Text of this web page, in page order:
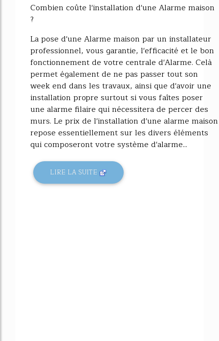
Combien coûte l'installation d'une Alarme maison
?
La pose d'une Alarme maison par un installateur
professionnel, vous garantie, l'efficacité et le bon
fonctionnement de votre centrale d'Alarme. Celà
permet également de ne pas passer tout son
week end dans les travaux, ainsi que d'avoir une
installation propre surtout si vous faîtes poser
une alarme filaire qui nécessitera de percer des
murs. Le prix de l'installation d'une alarme maison
repose essentiellement sur les divers éléments
qui composeront votre système d'alarme...
LIRE LA SUITE